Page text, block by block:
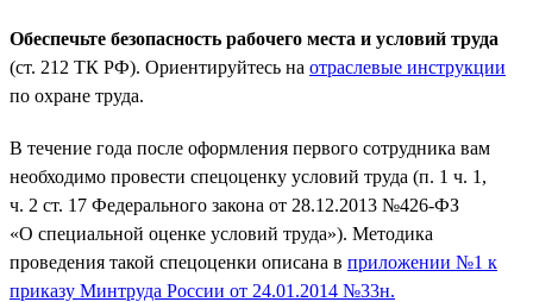
Обеспечьте безопасность рабочего места и условий труда
(ст. 212 ТК РФ). Ориентируйтесь на отраслевые инструкции
по охране труда.
В течение года после оформления первого сотрудника вам
необходимо провести спецоценку условий труда (п. 1 ч. 1,
ч. 2 ст. 17 Федерального закона от 28.12.2013 №426-ФЗ
«О специальной оценке условий труда»). Методика
проведения такой спецоценки описана в приложении №1 к
приказу Минтруда России от 24.01.2014 №33н.